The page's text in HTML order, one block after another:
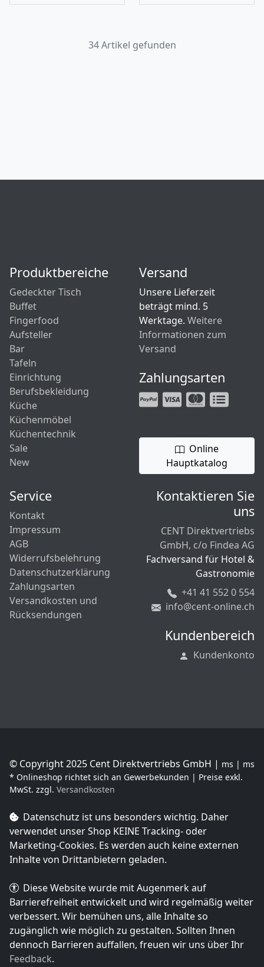
34 Artikel gefunden
Produktbereiche
Gedeckter Tisch
Buffet
Fingerfood
Aufsteller
Bar
Tafeln
Einrichtung
Berufsbekleidung
Küche
Küchenmöbel
Küchentechnik
Sale
New
Versand
Unsere Lieferzeit
beträgt mind. 5
Werktage. Weitere
Informationen zum
Versand
Zahlungsarten
Online
Hauptkatalog
Service
Kontakt
Impressum
AGB
Widerrufsbelehrung
Datenschutzerklärung
Zahlungsarten
Versandkosten und
Rücksendungen
Kontaktieren Sie
uns
CENT Direktvertriebs
GmbH, c/o Findea AG
Fachversand für Hotel &
Gastronomie
+41 41 552 0 554
info@cent-online.ch
Kundenbereich
Kundenkonto
© Copyright 2025 Cent Direktvertriebs GmbH | ms | ms
* Onlineshop richtet sich an Gewerbekunden | Preise exkl.
MwSt. zzgl. Versandkosten
Datenschutz ist uns besonders wichtig. Daher
verwendet unser Shop KEINE Tracking- oder
Marketing-Cookies. Es werden auch keine externen
Inhalte von Drittanbietern geladen.
Diese Website wurde mit Augenmerk auf
Barrierefreiheit entwickelt und wird regelmäßig weiter
verbessert. Wir bemühen uns, alle Inhalte so
zugänglich wie möglich zu gestalten. Sollten Ihnen
dennoch Barrieren auffallen, freuen wir uns über Ihr
Feedback.